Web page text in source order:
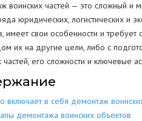
ЗДАНИЙ
СКЛАДОВ
воинских частей — это сложный и
юридических, логистических и
имеет свои особенности и
их на другие цели, либо с
частей, его сложности и ключевые
включает в себя демонтаж
демонтажа воинских объектов